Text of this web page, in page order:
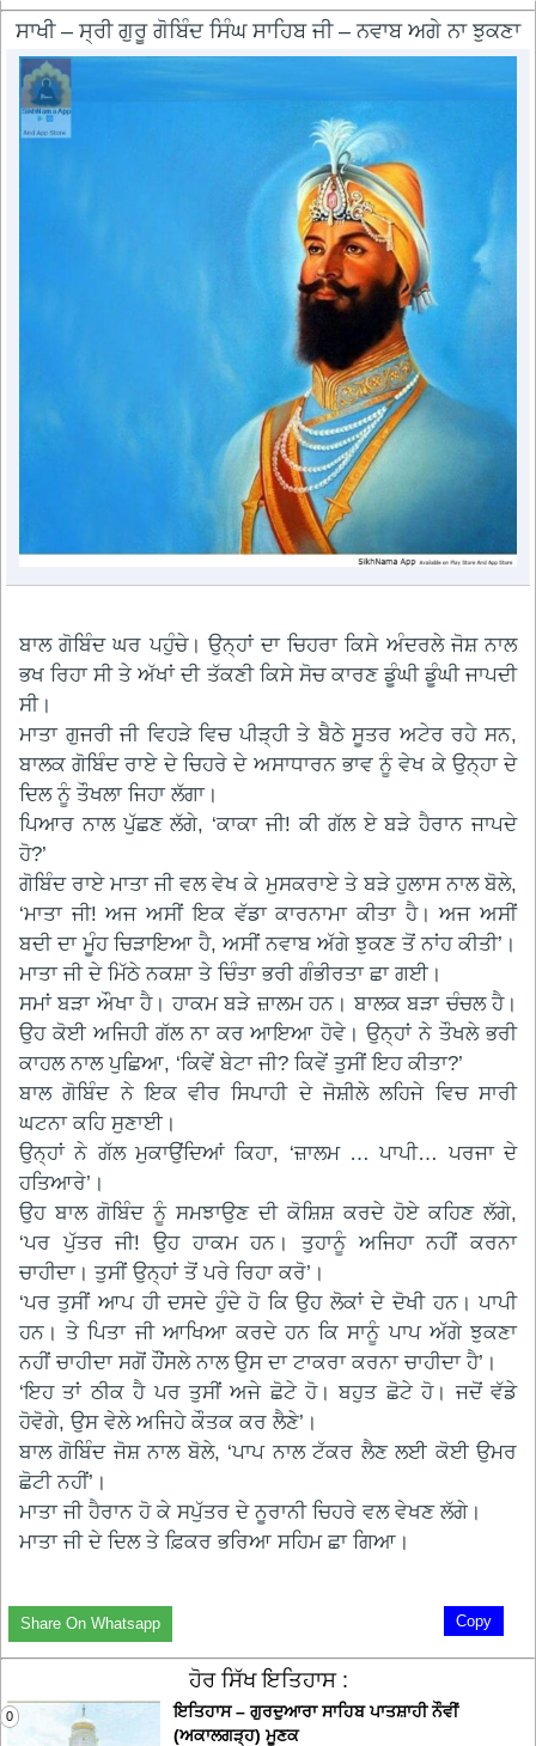
ਸਾਖੀ – ਸ੍ਰੀ ਗੁਰੂ ਗੋਬਿੰਦ ਸਿੰਘ ਸਾਹਿਬ ਜੀ – ਨਵਾਬ ਅਗੇ ਨਾ ਝੁਕਣਾ
ਬਾਲ ਗੋਬਿੰਦ ਘਰ ਪਹੁੰਚੇ। ਉਨ੍ਹਾਂ ਦਾ ਚਿਹਰਾ ਕਿਸੇ ਅੰਦਰਲੇ ਜੋਸ਼ ਨਾਲ
ਭਖ ਰਿਹਾ ਸੀ ਤੇ ਅੱਖਾਂ ਦੀ ਤੱਕਣੀ ਕਿਸੇ ਸੋਚ ਕਾਰਣ ਡੂੰਘੀ ਡੂੰਘੀ ਜਾਪਦੀ
ਸੀ।
ਮਾਤਾ ਗੁਜਰੀ ਜੀ ਵਿਹੜੇ ਵਿਚ ਪੀੜ੍ਹੀ ਤੇ ਬੈਠੇ ਸੂਤਰ ਅਟੇਰ ਰਹੇ ਸਨ,
ਬਾਲਕ ਗੋਬਿੰਦ ਰਾਏ ਦੇ ਚਿਹਰੇ ਦੇ ਅਸਾਧਾਰਨ ਭਾਵ ਨੂੰ ਵੇਖ ਕੇ ਉਨ੍ਹਾ ਦੇ
ਦਿਲ ਨੂੰ ਤੌਖਲਾ ਜਿਹਾ ਲੱਗਾ।
ਪਿਆਰ ਨਾਲ ਪੁੱਛਣ ਲੱਗੇ, ‘ਕਾਕਾ ਜੀ! ਕੀ ਗੱਲ ਏ ਬੜੇ ਹੈਰਾਨ ਜਾਪਦੇ
ਹੋ?’
ਗੋਬਿੰਦ ਰਾਏ ਮਾਤਾ ਜੀ ਵਲ ਵੇਖ ਕੇ ਮੁਸਕਰਾਏ ਤੇ ਬੜੇ ਹੁਲਾਸ ਨਾਲ ਬੋਲੇ,
‘ਮਾਤਾ ਜੀ! ਅਜ ਅਸੀਂ ਇਕ ਵੱਡਾ ਕਾਰਨਾਮਾ ਕੀਤਾ ਹੈ। ਅਜ ਅਸੀਂ
ਬਦੀ ਦਾ ਮੂੰਹ ਚਿੜਾਇਆ ਹੈ, ਅਸੀਂ ਨਵਾਬ ਅੱਗੇ ਝੁਕਣ ਤੋਂ ਨਾਂਹ ਕੀਤੀ’।
ਮਾਤਾ ਜੀ ਦੇ ਮਿੱਠੇ ਨਕਸ਼ਾ ਤੇ ਚਿੰਤਾ ਭਰੀ ਗੰਭੀਰਤਾ ਛਾ ਗਈ।
ਸਮਾਂ ਬੜਾ ਔਖਾ ਹੈ। ਹਾਕਮ ਬੜੇ ਜ਼ਾਲਮ ਹਨ। ਬਾਲਕ ਬੜਾ ਚੰਚਲ ਹੈ।
ਉਹ ਕੋਈ ਅਜਿਹੀ ਗੱਲ ਨਾ ਕਰ ਆਇਆ ਹੋਵੇ। ਉਨ੍ਹਾਂ ਨੇ ਤੌਖਲੇ ਭਰੀ
ਕਾਹਲ ਨਾਲ ਪੁਛਿਆ, ‘ਕਿਵੇਂ ਬੇਟਾ ਜੀ? ਕਿਵੇਂ ਤੁਸੀਂ ਇਹ ਕੀਤਾ?’
ਬਾਲ ਗੋਬਿੰਦ ਨੇ ਇਕ ਵੀਰ ਸਿਪਾਹੀ ਦੇ ਜੋਸ਼ੀਲੇ ਲਹਿਜੇ ਵਿਚ ਸਾਰੀ
ਘਟਨਾ ਕਹਿ ਸੁਣਾਈ।
ਉਨ੍ਹਾਂ ਨੇ ਗੱਲ ਮੁਕਾਉਂਦਿਆਂ ਕਿਹਾ, ‘ਜ਼ਾਲਮ … ਪਾਪੀ… ਪਰਜਾ ਦੇ
ਹਤਿਆਰੇ’।
ਉਹ ਬਾਲ ਗੋਬਿੰਦ ਨੂੰ ਸਮਝਾਉਣ ਦੀ ਕੋਸ਼ਿਸ਼ ਕਰਦੇ ਹੋਏ ਕਹਿਣ ਲੱਗੇ,
‘ਪਰ ਪੁੱਤਰ ਜੀ! ਉਹ ਹਾਕਮ ਹਨ। ਤੁਹਾਨੂੰ ਅਜਿਹਾ ਨਹੀਂ ਕਰਨਾ
ਚਾਹੀਦਾ। ਤੁਸੀਂ ਉਨ੍ਹਾਂ ਤੋਂ ਪਰੇ ਰਿਹਾ ਕਰੋ’।
‘ਪਰ ਤੁਸੀਂ ਆਪ ਹੀ ਦਸਦੇ ਹੁੰਦੇ ਹੋ ਕਿ ਉਹ ਲੋਕਾਂ ਦੇ ਦੋਖੀ ਹਨ। ਪਾਪੀ
ਹਨ। ਤੇ ਪਿਤਾ ਜੀ ਆਖਿਆ ਕਰਦੇ ਹਨ ਕਿ ਸਾਨੂੰ ਪਾਪ ਅੱਗੇ ਝੁਕਣਾ
ਨਹੀਂ ਚਾਹੀਦਾ ਸਗੋਂ ਹੌਂਸਲੇ ਨਾਲ ਉਸ ਦਾ ਟਾਕਰਾ ਕਰਨਾ ਚਾਹੀਦਾ ਹੈ’।
‘ਇਹ ਤਾਂ ਠੀਕ ਹੈ ਪਰ ਤੁਸੀਂ ਅਜੇ ਛੋਟੇ ਹੋ। ਬਹੁਤ ਛੋਟੇ ਹੋ। ਜਦੋਂ ਵੱਡੇ
ਹੋਵੋਗੇ, ਉਸ ਵੇਲੇ ਅਜਿਹੇ ਕੌਤਕ ਕਰ ਲੈਣੇ’।
ਬਾਲ ਗੋਬਿੰਦ ਜੋਸ਼ ਨਾਲ ਬੋਲੇ, ‘ਪਾਪ ਨਾਲ ਟੱਕਰ ਲੈਣ ਲਈ ਕੋਈ ਉਮਰ
ਛੋਟੀ ਨਹੀਂ’।
ਮਾਤਾ ਜੀ ਹੈਰਾਨ ਹੋ ਕੇ ਸਪੁੱਤਰ ਦੇ ਨੂਰਾਨੀ ਚਿਹਰੇ ਵਲ ਵੇਖਣ ਲੱਗੇ।
ਮਾਤਾ ਜੀ ਦੇ ਦਿਲ ਤੇ ਫ਼ਿਕਰ ਭਰਿਆ ਸਹਿਮ ਛਾ ਗਿਆ।
Copy
Share On Whatsapp
ਹੋਰ ਸਿੱਖ ਇਤਿਹਾਸ :
0
ਇਤਿਹਾਸ – ਗੁਰਦੁਆਰਾ ਸਾਹਿਬ ਪਾਤਸ਼ਾਹੀ ਨੌਵੀਂ
(ਅਕਾਲਗੜ੍ਹ) ਮੂਣਕ